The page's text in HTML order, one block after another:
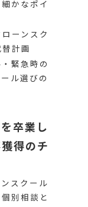
かなポイ
ーンスク
計画
緊急時の
ル選びの
卒業し
得のチ
スクール
別相談と